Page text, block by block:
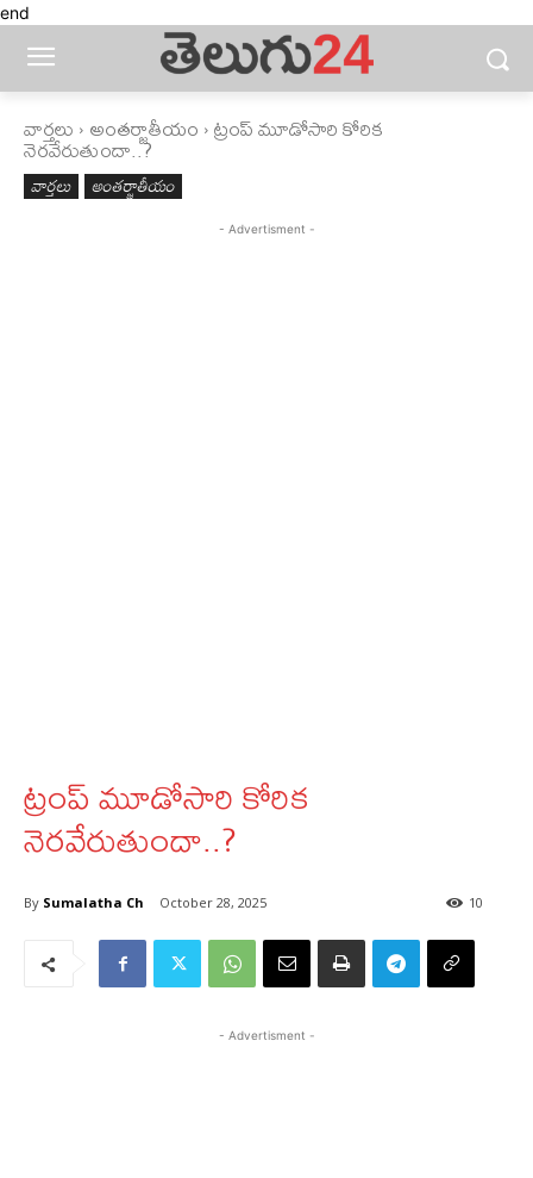
end
వార్తలు అంతర్జాతీయం ట్రంప్ మూడోసారి కోరిక
నెరవేరుతుందా..?
వార్తలు అంతర్జాతీయం
- Advertisment -
ట్రంప్ మూడోసారి కోరిక
నెరవేరుతుందా..?
By Sumalatha Ch October 28, 2025 10
- Advertisment -